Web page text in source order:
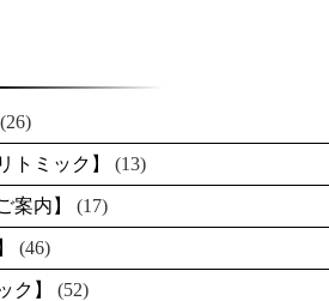
(26)
トミック】 (13)
案内】 (17)
(46)
ク】 (52)